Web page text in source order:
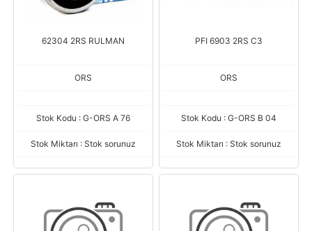
62304 2RS RULMAN
ORS
Stok Kodu : G-ORS A 76
Stok Miktarı : Stok sorunuz
PFI 6903 2RS C3
ORS
Stok Kodu : G-ORS B 04
Stok Miktarı : Stok sorunuz